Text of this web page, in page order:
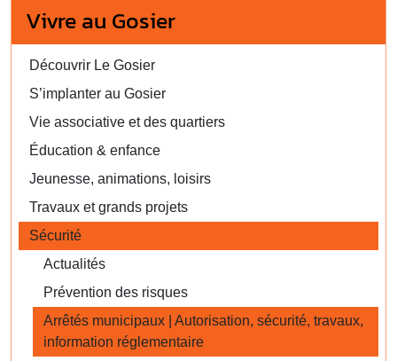
Vivre au Gosier
Découvrir Le Gosier
S’implanter au Gosier
Vie associative et des quartiers
Éducation & enfance
Jeunesse, animations, loisirs
Travaux et grands projets
Sécurité
Actualités
Prévention des risques
Arrêtés municipaux | Autorisation, sécurité, travaux,
information réglementaire